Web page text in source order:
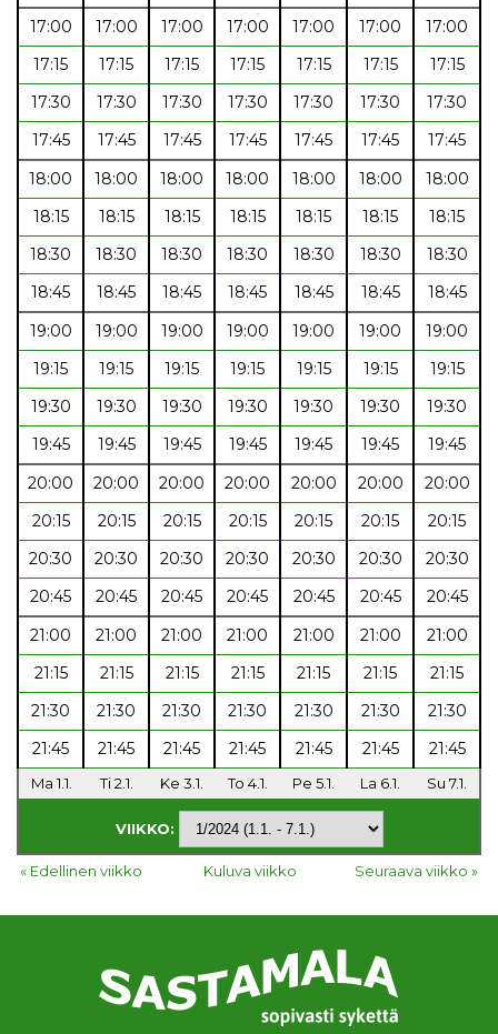
17:00
17:00 17:00 17:00 17:00 17:00
17:00
17:15
17:15 17:15 17:15 17:15 17:15
17:15
17:30
17:30 17:30 17:30 17:30 17:30
17:30
17:45
17:45 17:45 17:45 17:45 17:45
17:45
18:00
18:00 18:00 18:00 18:00 18:00
18:00
18:15
18:15 18:15 18:15 18:15 18:15
18:15
18:30
18:30 18:30 18:30 18:30 18:30
18:30
18:45
18:45 18:45 18:45 18:45 18:45
18:45
19:00
19:00 19:00 19:00 19:00 19:00
19:00
19:15
19:15 19:15 19:15 19:15 19:15
19:15
19:30
19:30 19:30 19:30 19:30 19:30
19:30
19:45
19:45 19:45 19:45 19:45 19:45
19:45
20:00
20:00 20:00 20:00 20:00 20:00
20:00
20:15
20:15 20:15 20:15 20:15 20:15
20:15
20:30
20:30 20:30 20:30 20:30 20:30
20:30
20:45
20:45 20:45 20:45 20:45 20:45
20:45
21:00
21:00 21:00 21:00 21:00 21:00
21:00
21:15
21:15 21:15 21:15 21:15 21:15
21:15
21:30
21:30 21:30 21:30 21:30 21:30
21:30
21:45
21:45 21:45 21:45 21:45 21:45 21:45
Ma 1.1. Ti 2.1. Ke 3.1. To 4.1. Pe 5.1. La 6.1. Su 7.1.
VIIKKO:
« Edellinen viikko Kuluva viikko Seuraava viikko »